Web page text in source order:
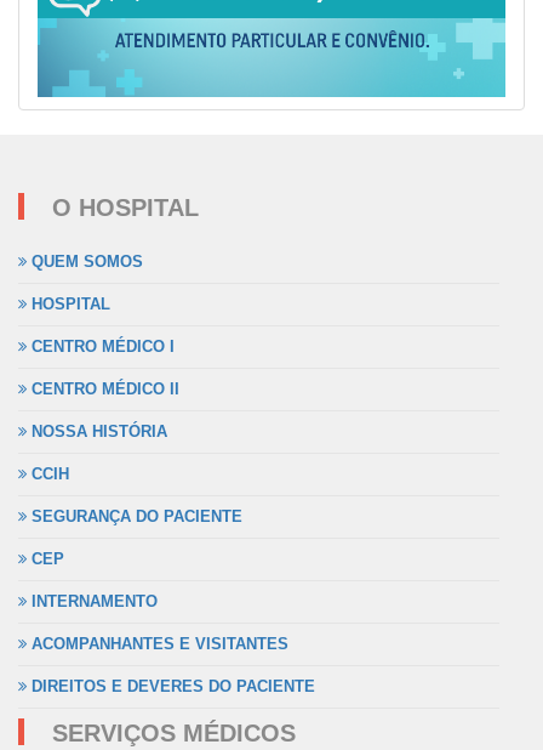
O HOSPITAL
QUEM SOMOS
HOSPITAL
CENTRO MÉDICO I
CENTRO MÉDICO II
NOSSA HISTÓRIA
CCIH
SEGURANÇA DO PACIENTE
CEP
INTERNAMENTO
ACOMPANHANTES E VISITANTES
DIREITOS E DEVERES DO PACIENTE
SERVIÇOS MÉDICOS